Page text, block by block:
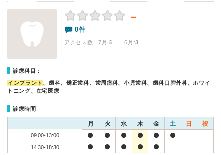
－
0件
アクセス数 7月:5 | 6月:3
診療科目：
インプラント 、歯科、矯正歯科、歯周病科、小児歯科、歯科口腔外科、ホワイ
トニング、在宅医療
診療時間
月 火 水 木 金 土 日 祝
09:00-13:00
14:30-18:30